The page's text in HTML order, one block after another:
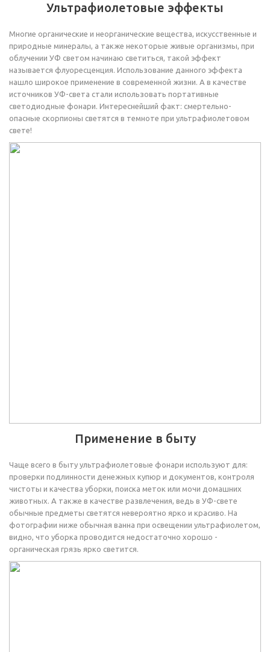
Ультрафиолетовые эффекты
Многие органические и неорганические вещества, искусственные и
природные минералы, а также некоторые живые организмы, при
облучении УФ светом начинаю светиться, такой эффект
называется флуоресценция. Использование данного эффекта
нашло широкое применение в современной жизни. А в качестве
источников УФ-света стали использовать портативные
светодиодные фонари. Интереснейший факт: смертельно-
опасные скорпионы светятся в темноте при ультрафиолетовом
свете!
Применение в быту
Чаще всего в быту ультрафиолетовые фонари используют для:
проверки подлинности денежных купюр и документов, контроля
чистоты и качества уборки, поиска меток или мочи домашних
животных. А также в качестве развлечения, ведь в УФ-свете
обычные предметы светятся невероятно ярко и красиво. На
фотографии ниже обычная ванна при освещении ультрафиолетом,
видно, что уборка проводится недостаточно хорошо -
органическая грязь ярко светится.